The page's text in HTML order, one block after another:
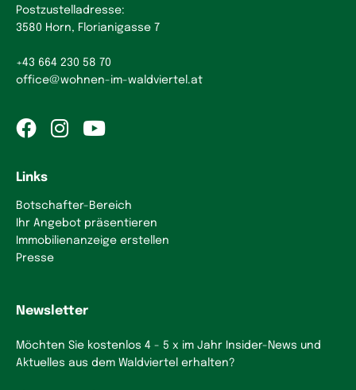
Postzustelladresse:
3580 Horn, Florianigasse 7
+43 664 230 58 70
office@wohnen-im-waldviertel.at
Links
Botschafter-Bereich
Ihr Angebot präsentieren
Immobilienanzeige erstellen
Presse
Newsletter
Möchten Sie kostenlos 4 - 5 x im Jahr Insider-News und
Aktuelles aus dem Waldviertel erhalten?